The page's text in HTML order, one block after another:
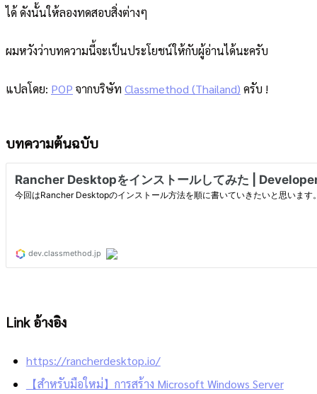
ได้ ดังนั้นให้ลองทดสอบสิ่งต่างๆ
ผมหวังว่าบทความนี้จะเป็นประโยชน์ให้กับผู้อ่านได้นะครับ
แปลโดย: POP จากบริษัท Classmethod (Thailand) ครับ !
บทความต้นฉบับ
Link อ้างอิง
https://rancherdesktop.io/
【สำหรับมือใหม่】การสร้าง Microsoft Windows Server